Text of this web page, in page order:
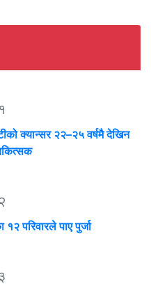
१
क्यान्सर २२–२५ वर्षमै देखिन
२
१२ परिवारले पाए पुर्जा
३